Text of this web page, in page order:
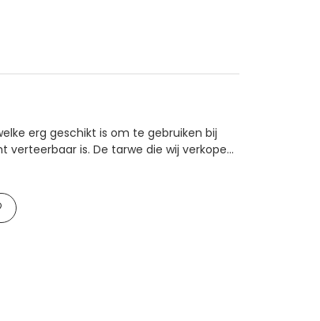
erg geschikt is om te gebruiken bij
is. De tarwe die wij verkopen
om als aanvullende voeding te
en ..